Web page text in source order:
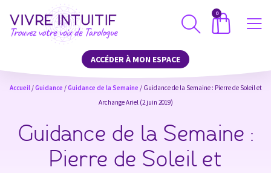
0
ACCÉDER À MON ESPACE
Accueil/Guidance /Guidance de la Semaine / Guidance de la Semaine : Pierre de Soleil et
Archange Ariel (2 juin 2019)
Guidance de la Semaine :
Pierre de Soleil et